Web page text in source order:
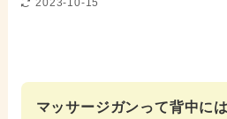
マッサージガンって背中に